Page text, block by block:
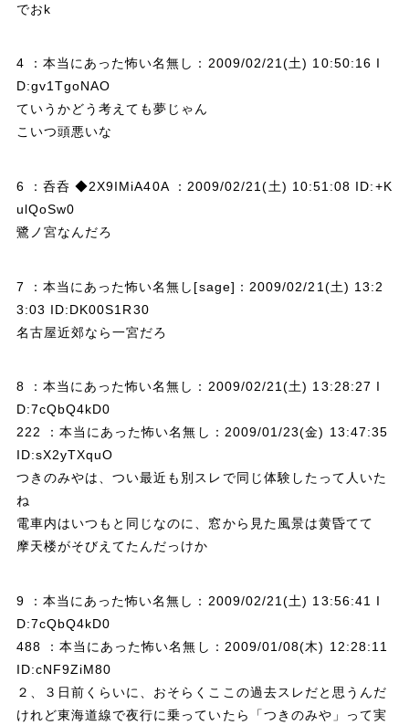
でおk
4 ：本当にあった怖い名無し：2009/02/21(土) 10:50:16 I
D:gv1TgoNAO
ていうかどう考えても夢じゃん
こいつ頭悪いな
6 ：呑呑 ◆2X9IMiA40A ：2009/02/21(土) 10:51:08 ID:+K
ulQoSw0
鷺ノ宮なんだろ
7 ：本当にあった怖い名無し[sage]：2009/02/21(土) 13:2
3:03 ID:DK00S1R30
名古屋近郊なら一宮だろ
8 ：本当にあった怖い名無し：2009/02/21(土) 13:28:27 I
D:7cQbQ4kD0
222 ：本当にあった怖い名無し：2009/01/23(金) 13:47:35
ID:sX2yTXquO
つきのみやは、つい最近も別スレで同じ体験したって人いた
ね
電車内はいつもと同じなのに、窓から見た風景は黄昏てて
摩天楼がそびえてたんだっけか
9 ：本当にあった怖い名無し：2009/02/21(土) 13:56:41 I
D:7cQbQ4kD0
488 ：本当にあった怖い名無し：2009/01/08(木) 12:28:11
ID:cNF9ZiM80
２、３日前くらいに、おそらくここの過去スレだと思うんだ
けれど東海道線で夜行に乗っていたら「つきのみや」って実